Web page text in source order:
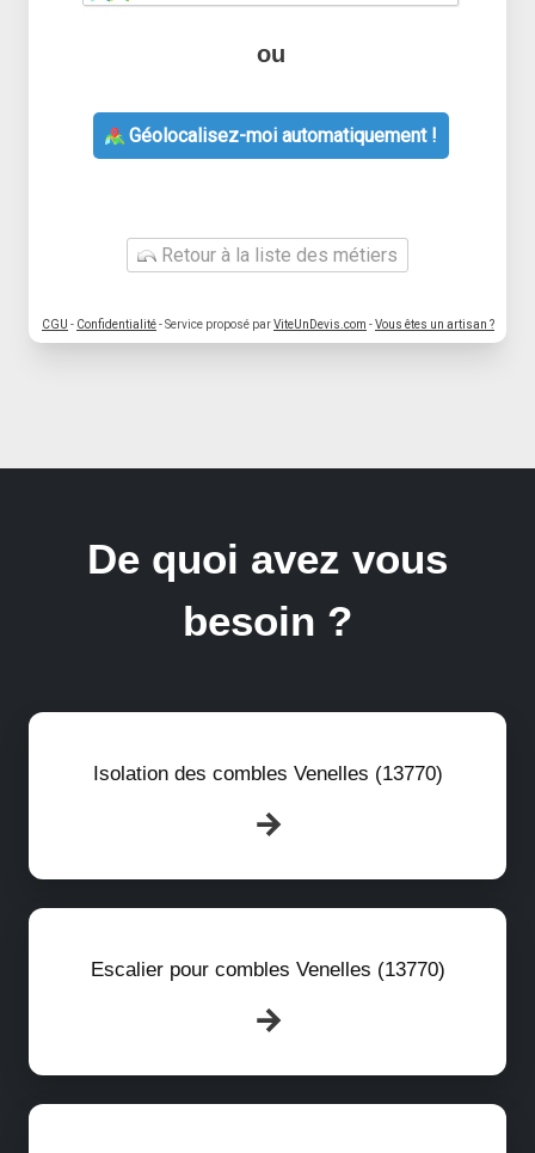
ou
Géolocalisez-moi automatiquement !
Retour à la liste des métiers
CGU - Confidentialité- Service proposé parViteUnDevis.com -Vous êtes un artisan ?
De quoi avez vous
besoin ?
Isolation des combles Venelles (13770)
Escalier pour combles Venelles (13770)